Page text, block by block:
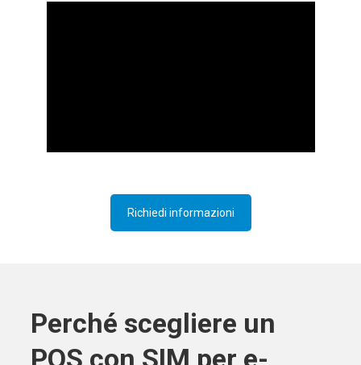
Richiedi informazioni
Perché scegliere un